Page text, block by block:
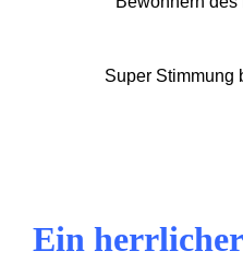
Super Stimmung
Ein